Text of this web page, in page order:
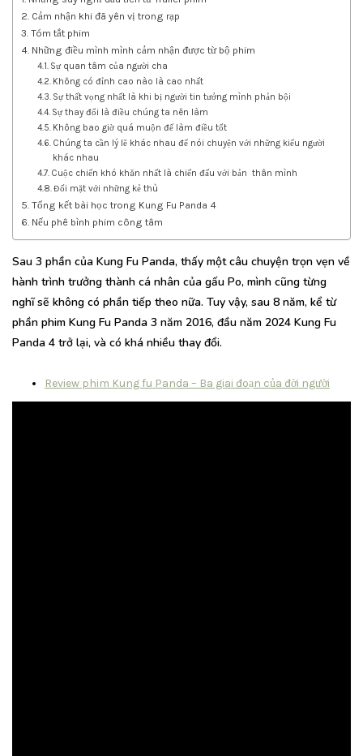
Cảm nhận khi đã yên vị trong rạp
Tóm tắt phim
Những điều mình mình cảm nhận được từ bộ phim
Sự quan tâm của người cha
Không có đỉnh cao nào là cao nhất
Sự thất vọng nhất là khi bị người tin tưởng mình phản bội
Sự thay đổi là điều chúng ta nên làm
Không bao giờ quá muộn để làm điều tốt
Chúng ta cần lý lẽ khác nhau để nói chuyện với những kiểu người
khác nhau
Cuộc chiến khó khăn nhất là chiến đấu với bản thân mình
Đối mặt với những kẻ thù
Tổng kết bài học trong Kung Fu Panda 4
Nếu phê bình phim công tâm
Sau 3 phần của Kung Fu Panda, thấy một câu chuyện trọn vẹn về
hành trình trưởng thành cá nhân của gấu Po, mình cũng từng
nghĩ sẽ không có phần tiếp theo nữa. Tuy vậy, sau 8 năm, kể từ
phần phim Kung Fu Panda 3 năm 2016, đầu năm 2024 Kung Fu
Panda 4 trở lại, và có khá nhiều thay đổi.
Review phim Kung fu Panda – Ba giai đoạn của đời người